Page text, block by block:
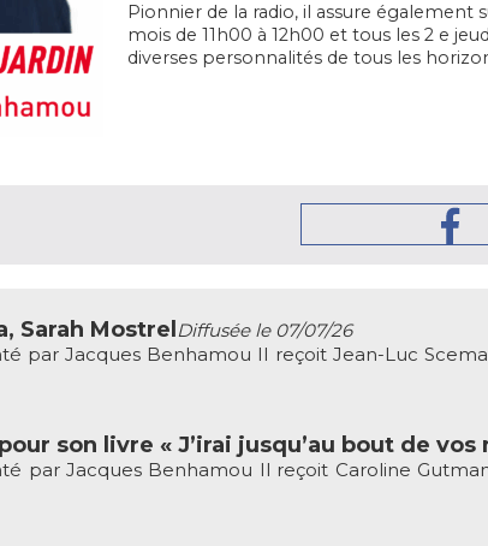
Pionnier de la radio, il assure également
mois de 11h00 à 12h00 et tous les 2 e
diverses personnalités de tous les
Sarah Mostrel Diffusée le 07/07/26
par Jacques Benhamou Il reçoit Jean-Luc
son livre « J’irai jusqu’au bout de vos
par Jacques Benhamou Il reçoit Caroline